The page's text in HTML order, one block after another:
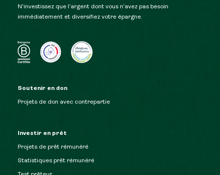
N’investissez que l’argent dont vous n’avez pas besoin
immédiatement et diversifiez votre épargne.
Soutenir en don
Projets de don avec contrepartie
Investir en prêt
Projets de prêt rémunéré
Statistiques prêt rémunéré